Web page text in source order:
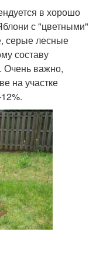
в хорошо
с "цветными"
серые лесные
составу
Очень важно,
на участке